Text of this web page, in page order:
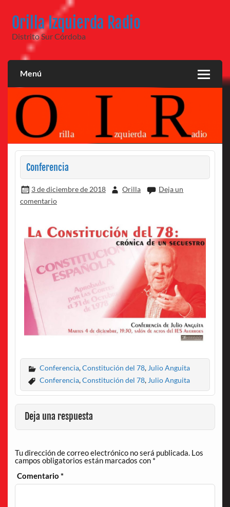
contenido
Orilla Izquierda Radio
Distrito Sur Córdoba
Menú
Conferencia
3 de diciembre de 2018 Orilla
Deja un
comentario
Conferencia,Constitución del 78, Julio Anguita
Conferencia,Constitución del 78, Julio Anguita
Deja una respuesta
Tu dirección de correo electrónico no será publicada. Los
campos obligatorios están marcados con *
Comentario*